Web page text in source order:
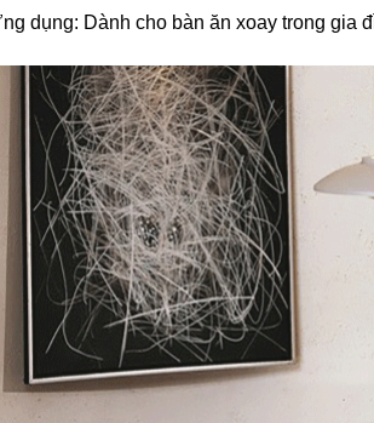
dụng: Dành cho bàn ăn xoay trong gia